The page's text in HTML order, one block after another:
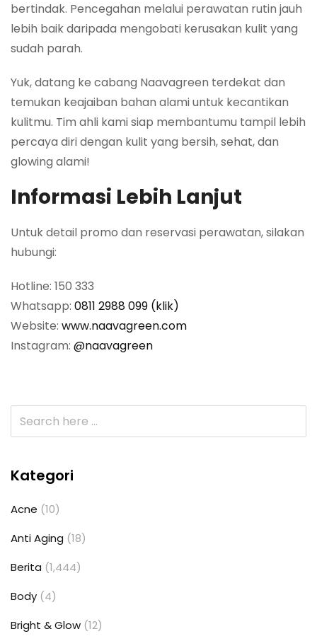
bertindak. Pencegahan melalui perawatan rutin jauh
lebih baik daripada mengobati kerusakan kulit yang
sudah parah.
Yuk, datang ke cabang Naavagreen terdekat dan
temukan keajaiban bahan alami untuk kecantikan
kulitmu. Tim ahli kami siap membantumu tampil lebih
percaya diri dengan kulit yang bersih, sehat, dan
glowing alami!
Informasi Lebih Lanjut
Untuk detail promo dan reservasi perawatan, silakan
hubungi:
Hotline: 150 333
Whatsapp: 0811 2988 099 (klik)
Website: www.naavagreen.com
Instagram: @naavagreen
Kategori
Acne (10)
Anti Aging (18)
Berita (1,444)
Body (4)
Bright & Glow (12)